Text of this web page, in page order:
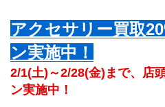
アクセサリー買取
ン実施中！
2/1(土)～2/28(金)まで、店
ン実施中！